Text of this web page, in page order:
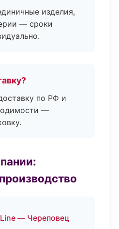
изделия,
— сроки
по РФ и
—
— Череповец